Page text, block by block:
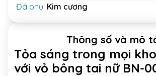
Đá phụ: Kim cương
Thông số và mô
Tỏa sáng trong mọi
với vỏ bông tai nữ BN-